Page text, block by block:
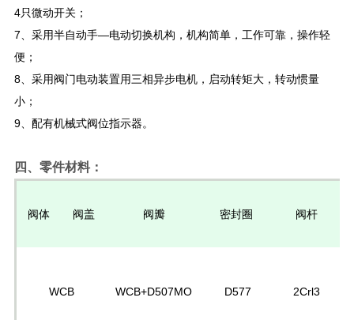
4只微动开关；
7、采用半自动手—电动切换机构，机构简单，工作可靠，操作轻
便；
8、采用阀门电动装置用三相异步电机，启动转矩大，转动惯量
小；
9、配有机械式阀位指示器。
四、零件材料：
阀体 阀盖 阀瓣 密封圈 阀杆
WCB WCB+D507MO D577 2Crl3